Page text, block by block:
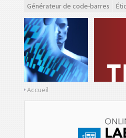
Générateur de code-barres
Accueil
CAT
Caterpillar
GS1
Étiquettes GS1
O
Odette
G
Galia
BOSCH